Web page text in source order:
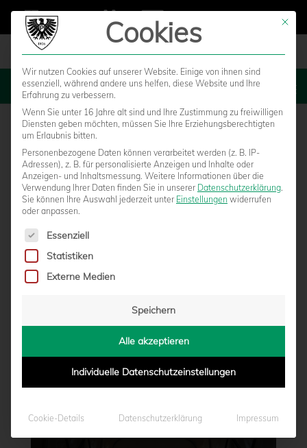
MENU
RW Oberhausen – SC Preußen
Münster
Mit
Cookies
Wir nutzen Cookies auf unserer Website. Einige von ihnen sind
essenziell, während andere uns helfen, diese Website und Ihre
Erfahrung zu verbessern.
Wenn Sie unter 16 Jahre alt sind und Ihre Zustimmung zu freiwilligen
Diensten geben möchten, müssen Sie Ihre Erziehungsberechtigten
um Erlaubnis bitten.
Personenbezogene Daten können verarbeitet werden (z. B. IP-
Adressen), z. B. für personalisierte Anzeigen und Inhalte oder
Anzeigen- und Inhaltsmessung. Weitere Informationen über die
Verwendung Ihrer Daten finden Sie in unserer Datenschutzerklärung.
Sie können Ihre Auswahl jederzeit unter Einstellungen widerrufen
oder anpassen.
Es folgt eine Liste der Service-Gruppen, für die eine
Essenziell
Statistiken
Externe Medien
Speichern
Alle akzeptieren
Individuelle Datenschutzeinstellungen
Cookie-Details Datenschutzerklärung Impressum